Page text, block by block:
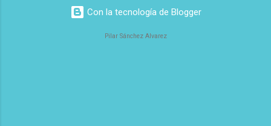
Con la tecnología de Blogger
Pilar Sánchez Alvarez